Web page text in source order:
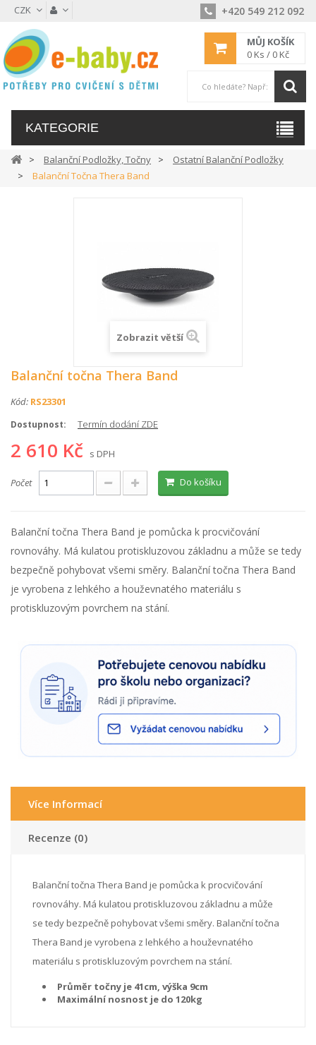
CZK +420 549 212 092
MŮJ KOŠÍK
0 Ks / 0 Kč
KATEGORIE
Balanční Podložky, Točny
Ostatní Balanční Podložky
Balanční Točna Thera Band
Zobrazit větší
Balanční točna Thera Band
Kód: RS23301
Dostupnost: Termín dodání ZDE
2 610 Kč s DPH
Počet Do košíku
Balanční točna Thera Band je pomůcka k procvičování
rovnováhy. Má kulatou protiskluzovou základnu a může se tedy
bezpečně pohybovat všemi směry. Balanční točna Thera Band
je vyrobena z lehkého a houževnatého materiálu s
protiskluzovým povrchem na stání.
Více Informací
Recenze (0)
Balanční točna Thera Band je pomůcka k procvičování
rovnováhy. Má kulatou protiskluzovou základnu a může
se tedy bezpečně pohybovat všemi směry. Balanční točna
Thera Band je vyrobena z lehkého a houževnatého
materiálu s protiskluzovým povrchem na stání.
Průměr točny je 41cm, výška 9cm
Maximální nosnost je do 120kg